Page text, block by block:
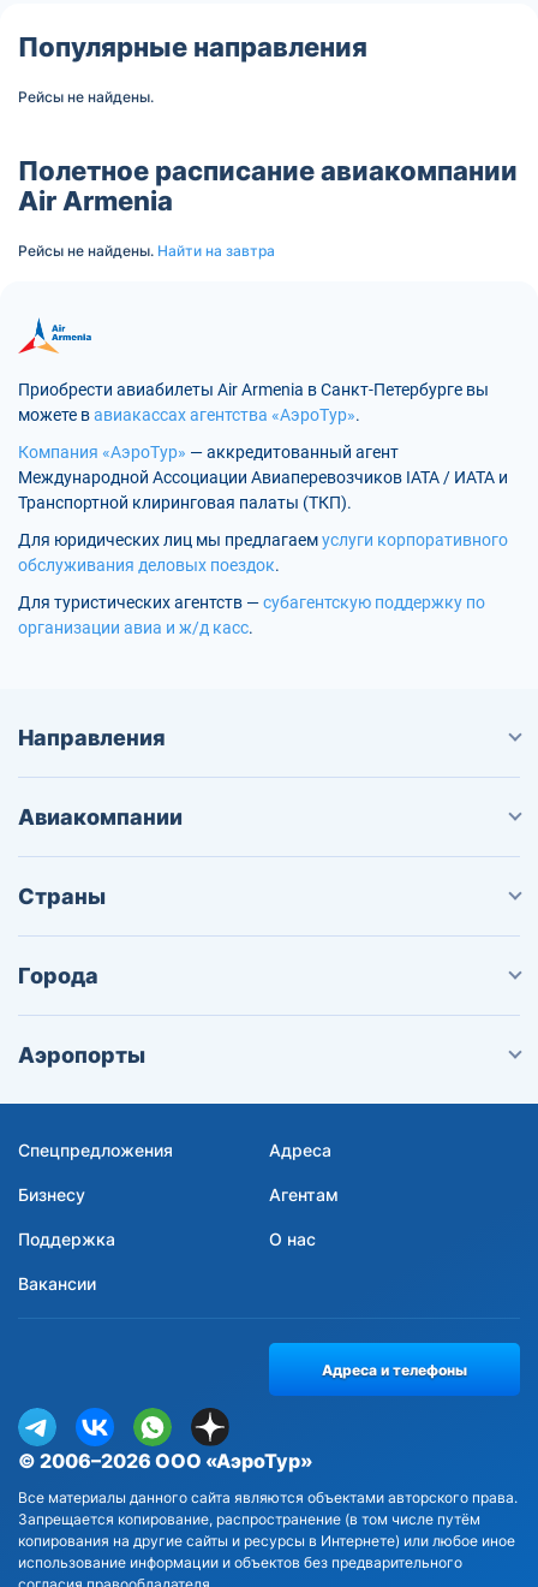
Популярные направления
Рейсы не найдены.
Полетное расписание авиакомпании
Air Armenia
Рейсы не найдены. Найти на завтра
Приобрести авиабилеты Air Armenia в Санкт-Петербурге вы
можете вавиакассах агентства «АэроТур».
Компания «АэроТур» — аккредитованный агент
Международной Ассоциации Авиаперевозчиков IATA / ИАТА и
Транспортной клиринговая палаты (ТКП).
Для юридических лиц мы предлагаемуслуги корпоративного
обслуживания деловых поездок.
Для туристических агентств —субагентскую поддержку по
организации авиа и ж/д касс.
Направления
Авиакомпании
Страны
Города
Аэропорты
Спецпредложения Адреса
Бизнесу Агентам
Поддержка О нас
Вакансии
© 2006–2026 ООО «АэроТур»
Все материалы данного сайта являются объектами авторского права.
Запрещается копирование, распространение (в том числе путём
копирования на другие сайты и ресурсы в Интернете) или любое иное
использование информации и объектов без предварительного
Адреса и телефоны